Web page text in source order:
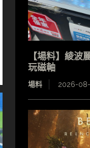
【場料】綾波
玩磁軸
場料 2026-